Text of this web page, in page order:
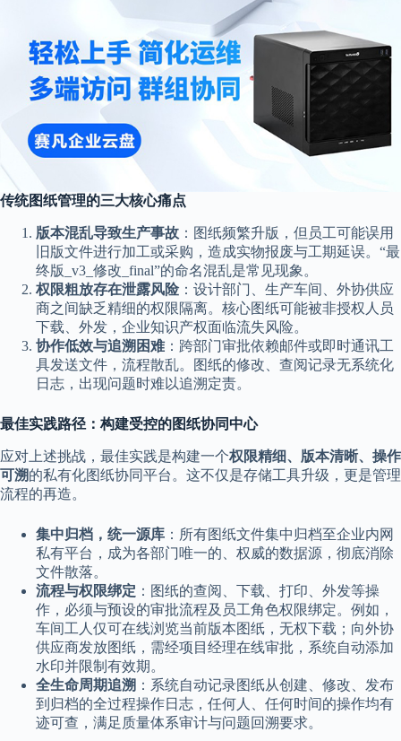
传统图纸管理的三大核心痛点
版本混乱导致生产事故 ：图纸频繁升版，但员工可能误用
旧版文件进行加工或采购，造成实物报废与工期延误。“最
终版_v3_修改_final”的命名混乱是常见现象。
权限粗放存在泄露风险：设计部门、生产车间、外协供应
商之间缺乏精细的权限隔离。核心图纸可能被非授权人员
下载、外发，企业知识产权面临流失风险。
协作低效与追溯困难：跨部门审批依赖邮件或即时通讯工
具发送文件，流程散乱。图纸的修改、查阅记录无系统化
日志，出现问题时难以追溯定责。
最佳实践路径：构建受控的图纸协同中心
应对上述挑战，最佳实践是构建一个权限精细、版本清晰、操作
可溯的私有化图纸协同平台。这不仅是存储工具升级，更是管理
流程的再造。
集中归档，统一源库 ：所有图纸文件集中归档至企业内网
私有平台，成为各部门唯一的、权威的数据源，彻底消除
文件散落。
流程与权限绑定 ：图纸的查阅、下载、打印、外发等操
作，必须与预设的审批流程及员工角色权限绑定。例如，
车间工人仅可在线浏览当前版本图纸，无权下载；向外协
供应商发放图纸，需经项目经理在线审批，系统自动添加
水印并限制有效期。
全生命周期追溯 ：系统自动记录图纸从创建、修改、发布
到归档的全过程操作日志，任何人、任何时间的操作均有
迹可查，满足质量体系审计与问题回溯要求。